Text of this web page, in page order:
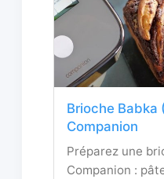
Brioche Babka
Companion
Préparez une
Companion :